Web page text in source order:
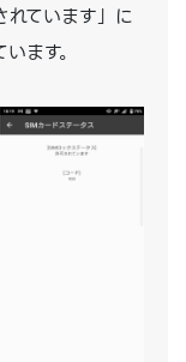
ています」に
ます。